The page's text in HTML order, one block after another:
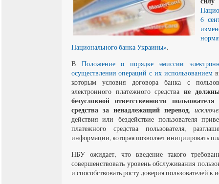
6
Национального банка Украины».
В Положение о порядке эмиссии
осуществления операций с их использованием
которымусловия договора банка с
электронного платежного средстване
безусловной ответственности
средства за ненадлежащий перевод,
действия или бездействие пользователя
платежного средства пользователя,
информации, которая позволяет инициировать
НБУ ожидает, что введение такого
совершенствовать уровень обслуживания
и способствовать росту доверия пользователей к